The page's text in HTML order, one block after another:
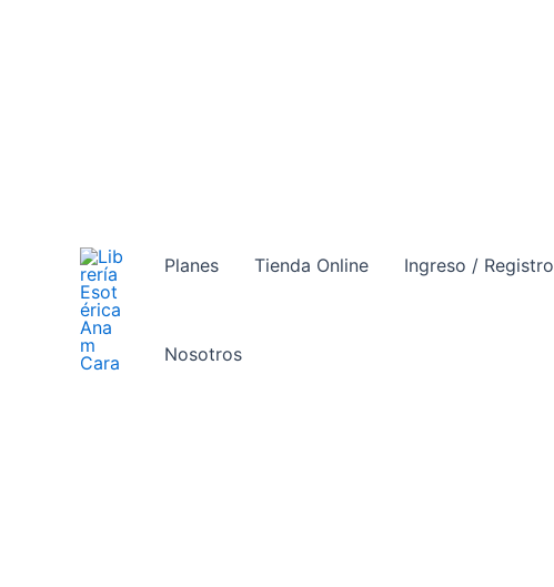
Planes Tienda Online Ingreso / Registro
Nosotros